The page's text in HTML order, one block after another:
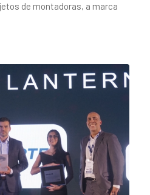
de montadoras, a marca